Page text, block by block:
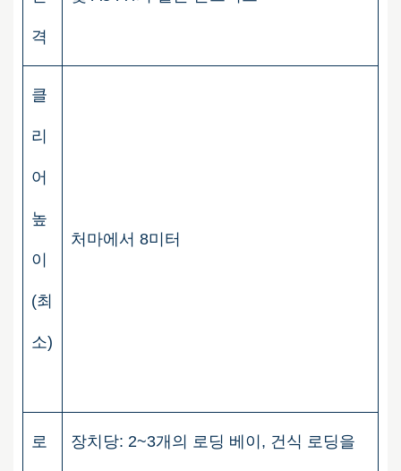
격
클
리
어
높
이
(최
소)
처마에서 8미터
로 장치당: 2~3개의 로딩 베이, 건식 로딩을